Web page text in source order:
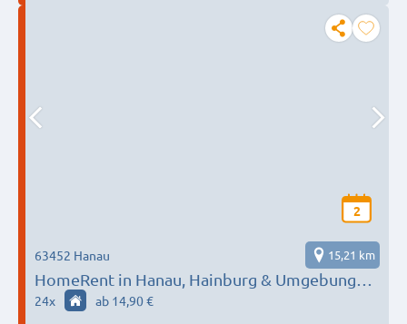
2
HomeRent in Hanau, Hainburg & Umgebung
HR-55124-hanau
63452 Hanau 15,21 km
24x ab 14,90 €